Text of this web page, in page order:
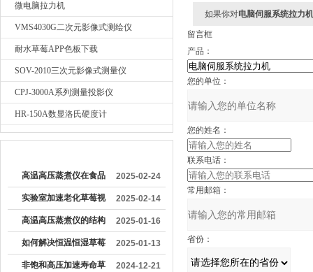
微电脑拉力机
VMS4030G二次元影像式测绘仪
耐水草莓APP色板下载
SOV-2010三次元影像式测量仪
CPJ-3000A系列测量投影仪
HR-150A数显洛氏硬度计
高温高压蒸煮仪在食品
加工行业中具有重要作
用
2025-02-24
实验室加速老化草莓视
频污在线观看
2025-02-14
高温高压蒸煮仪的结构
特点及应用领域
2025-01-16
如何解决恒温恒湿草莓
视频污在线观看温度降
2025-01-13
非饱和高压加速寿命草 2024-12-21
如果你对电脑伺服系统拉力机
留言框
产品：
您的单位：
您的姓名：
联系电话：
常用邮箱：
省份：